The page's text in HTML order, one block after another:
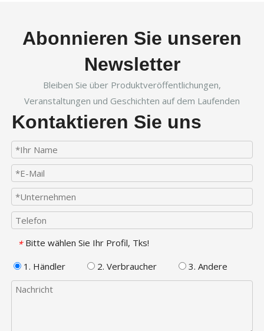
Abonnieren Sie unseren
Newsletter
Bleiben Sie über Produktveröffentlichungen,
Veranstaltungen und Geschichten auf dem Laufenden
Kontaktieren Sie uns
* Bitte wählen Sie Ihr Profil, Tks!
1. Händler
2. Verbraucher 3. Andere